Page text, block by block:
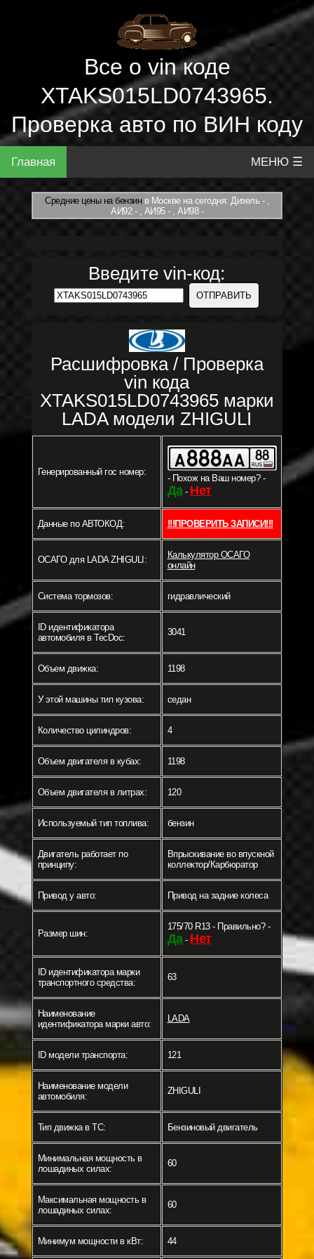
Все о vin коде
XTAKS015LD0743965.
Проверка авто по ВИН коду
Главная МЕНЮ ☰
Средние цены на бензинв Москве на сегодня: Дизель - ,
АИ92 - , АИ95 - , АИ98 -
Введите vin-код:
Расшифровка / Проверка
vin кода
XTAKS015LD0743965 марки
LADA модели ZHIGULI
Генерированный гос номер:
- Похож на Ваш номер? -
Да- Нет
Данные по АВТОКОД: !!!ПРОВЕРИТЬ ЗАПИСИ!!!
ОСАГО для LADA ZHIGULI:
Калькулятор ОСАГО
онлайн
Система тормозов: гидравлический
ID идентификатора
автомобиля в TecDoc:
3041
Объем движка: 1198
У этой машины тип кузова: седан
Количество цилиндров: 4
Объем двигателя в кубах: 1198
Объем двигателя в литрах: 120
Используемый тип топлива: бензин
Двигатель работает по
принципу:
Впрыскивание во впускной
коллектор/Карбюратор
Привод у авто: Привод на задние колеса
Размер шин:
175/70 R13 - Правильно? -
Да- Нет
ID идентификатора марки
транспортного средства:
63
Наименование
идентификатора марки авто:
LADA
ID модели транспорта: 121
Наименование модели
автомобиля:
ZHIGULI
Тип движка в ТС: Бензиновый двигатель
Минимальная мощность в
лошадиных силах:
60
Максимальная мощность в
лошадиных силах:
60
Минимум мощности в кВт: 44